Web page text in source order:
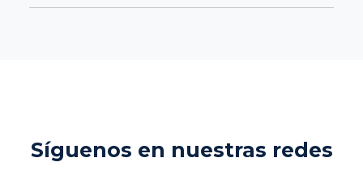
Síguenos en nuestras redes